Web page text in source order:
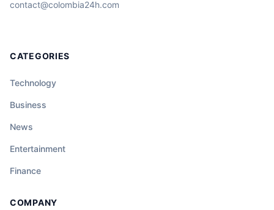
contact@colombia24h.com
CATEGORIES
Technology
Business
News
Entertainment
Finance
COMPANY